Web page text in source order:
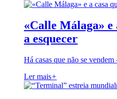
«Calle Málaga» e
a esquecer
Há casas que não se
Ler mais+